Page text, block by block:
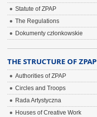
Statute of ZPAP
The Regulations
Dokumenty członkowskie
THE STRUCTURE OF ZPAP
Authorities of ZPAP
Circles and Troops
Rada Artystyczna
Houses of Creative Work